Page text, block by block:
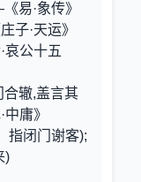
易·象传》
子·天运》
公十五
合辙,盖言其
庸》
指闭门谢客);
)